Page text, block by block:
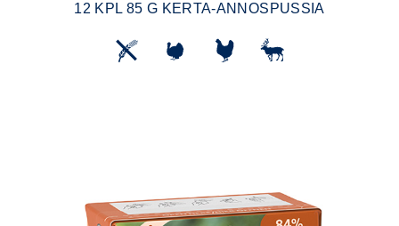
12 KPL 85 G KERTA-ANNOSPUSSIA